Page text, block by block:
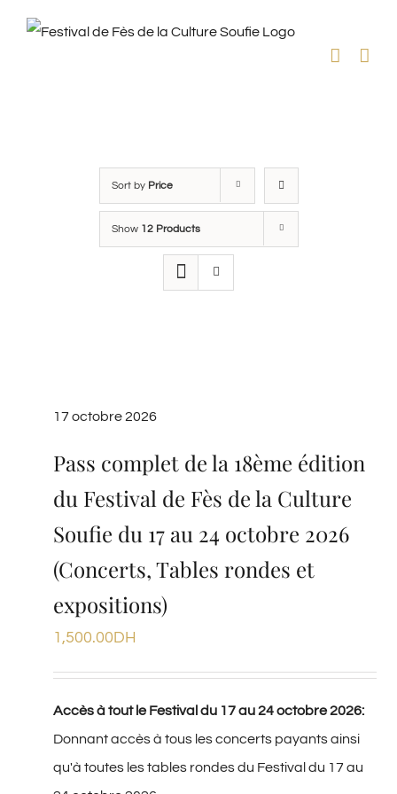
Sort by Price
Show 12 Products
17 octobre 2026
Pass complet de la 18ème édition
du Festival de Fès de la Culture
Soufie du 17 au 24 octobre 2026
(Concerts, Tables rondes et
expositions)
1,500.00DH
Accès à tout le Festival du 17 au 24 octobre 2026:
Donnant accès à tous les concerts payants ainsi
qu'à toutes les tables rondes du Festival du 17 au